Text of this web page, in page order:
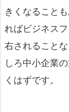
きくなること
ればビジネス
右されること
しろ中小企業
くはずです。